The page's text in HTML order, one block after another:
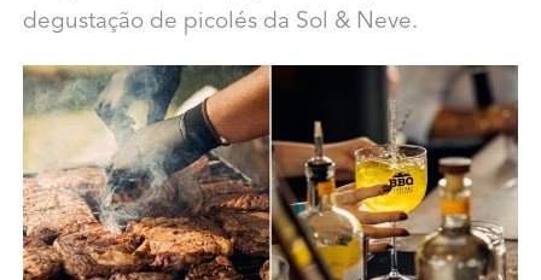
degustação de picolés da Sol & Neve.